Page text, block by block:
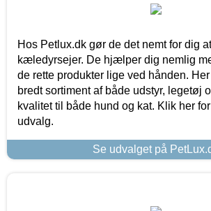
Hos Petlux.dk gør de det nemt for dig
kæledyrsejer. De hjælper dig nemlig
de rette produkter lige ved hånden.
bredt sortiment af både udstyr, legetøj
kvalitet til både hund og kat. Klik her
udvalg.
Se udvalget på